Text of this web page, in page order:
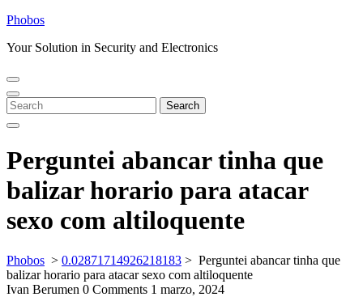
Skip
content
Phobos
Your Solution in Security and Electronics
Open
Menu
Close
Menu
Search
for:
Search
Perguntei abancar tinha que
balizar horario para atacar
sexo com altiloquente
Phobos > 0.02871714926218183 > Perguntei abancar tinha que
balizar horario para atacar sexo com altiloquente
Ivan Berumen 0 Comments 1 marzo, 2024